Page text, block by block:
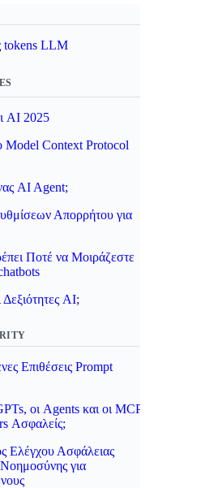
tokens LLM
AI 2025
Model Context Protocol
AI Agent;
Απορρήτου για
Ποτέ να Μοιράζεστε
Δεξιότητες AI;
Επιθέσεις Prompt
οι Agents και οι MCP
Ασφαλείς;
Ελέγχου Ασφάλειας
για